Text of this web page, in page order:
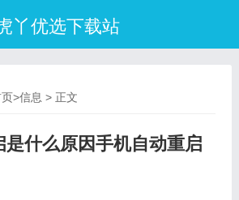
丫优选下载站
>信息 > 正文
是什么原因手机自动重启